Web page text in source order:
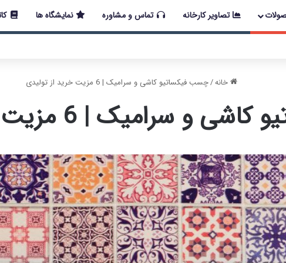
تصاویر کارخانه تماس و مشاوره نمایشگاه ها
خانه/چسب فیکساتیو کاشی و سرامیک | 6 مزیت خرید از تولیدی
| 6 مزیت خرید از تولیدی
شرایط اخیر در کشور، مجموعه پتروشیمی دانشمند همچنان با تمام توان در